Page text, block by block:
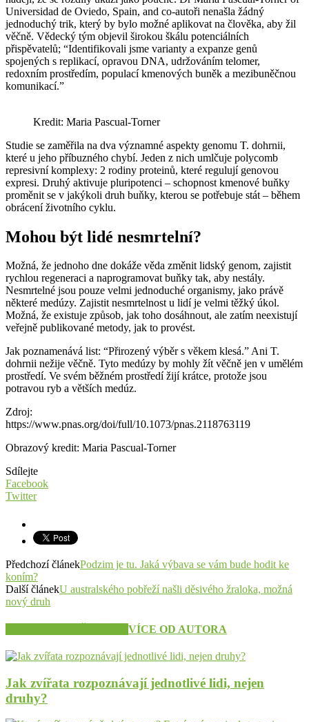
Universidad de Oviedo, Spain, and co-autoři nenašla žádný
jednoduchý trik, který by bylo možné aplikovat na člověka, aby žil
věčně. Vědecký tým objevil širokou škálu potenciálních
přispěvatelů; “Identifikovali jsme varianty a expanze genů
spojených s replikací, opravou DNA, udržováním telomer,
redoxním prostředím, populací kmenových buněk a mezibuněčnou
komunikací.”
Kredit: Maria Pascual-Torner
Studie se zaměřila na dva významné aspekty genomu T. dohrnii,
které u jeho příbuzného chybí. Jeden z nich umlčuje polycomb
represivní komplexy: 2 rodiny proteinů, které regulují genovou
expresi. Druhý aktivuje pluripotenci – schopnost kmenové buňky
proměnit se v jakýkoli druh buňky, kterou se potřebuje stát – během
obrácení životního cyklu.
Mohou být lidé nesmrtelní?
Možná, že jednoho dne dokáže věda změnit lidský genom, zajistit
rychlou regeneraci a naprogramovat buňky tak, aby nestály.
Nesmrtelné jsou pouze velmi jednoduché organismy, jako právě
některé medúzy. Zajistit nesmrtelnost u lidí je velmi těžký úkol.
Možná, že existuje způsob, jak toho dosáhnout, ale zatím neexistují
veřejně publikované metody, jak to provést.
Jak poznamenává list: “Přirozený výběr s věkem klesá.” Ani T.
dohrnii nežije věčně. Tyto medúzy by mohly žít věčně jen v umělém
prostředí. Ve svém běžném prostředí žijí krátce, protože jsou
potravou ryb a větších medúz.
Zdroj:
https://www.pnas.org/doi/full/10.1073/pnas.2118763119
Obrazový kredit: Maria Pascual-Torner
Sdílejte
Facebook
Twitter
Předchozí článekPodzim je tu. Jaká výbava se vám bude hodit ke
koním?
Další článekU australského pobřeží našli děsivého žraloka, možná
nový druh
VÍCE OD AUTORA
Jak zvířata rozpoznávají jednotlivé lidi, nejen
druhy?